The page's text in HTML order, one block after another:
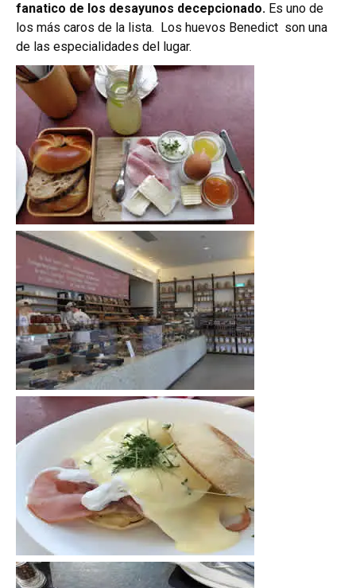
fanatico de los desayunos decepcionado. Es uno de
los más caros de la lista.
Los huevos Benedict son una
de las especialidades del lugar.